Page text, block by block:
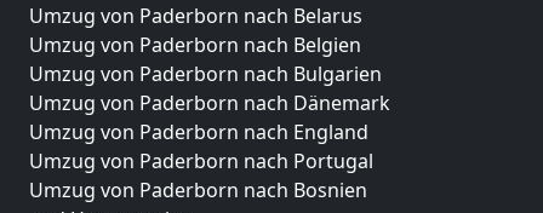
Umzug von Paderborn nach Belarus
Umzug von Paderborn nach Belgien
Umzug von Paderborn nach Bulgarien
Umzug von Paderborn nach Dänemark
Umzug von Paderborn nach England
Umzug von Paderborn nach Portugal
Umzug von Paderborn nach Bosnien